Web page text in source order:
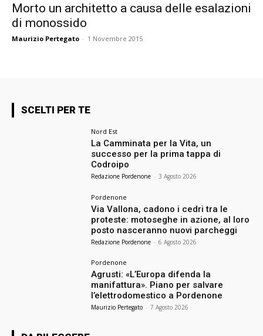
Morto un architetto a causa delle esalazioni
di monossido
Maurizio Pertegato - 1 Novembre 2015
SCELTI PER TE
Nord Est
La Camminata per la Vita, un
successo per la prima tappa di
Codroipo
Redazione Pordenone - 3 Agosto 2026
Pordenone
Via Vallona, cadono i cedri tra le
proteste: motoseghe in azione, al loro
posto nasceranno nuovi parcheggi
Redazione Pordenone - 6 Agosto 2026
Pordenone
Agrusti: «L’Europa difenda la
manifattura». Piano per salvare
l’elettrodomestico a Pordenone
Maurizio Pertegato - 7 Agosto 2026